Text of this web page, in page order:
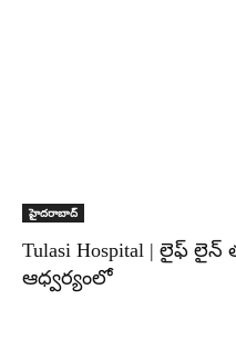
హైదరాబాద్‌
Tulasi Hospital | లైఫ్
ఆధ్వర్యంలో